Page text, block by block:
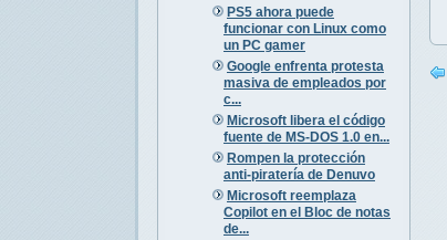
PS5 ahora puede
funcionar con Linux como
un PC gamer
Google enfrenta protesta
masiva de empleados por
c...
Microsoft libera el código
fuente de MS-DOS 1.0 en...
Rompen la protección
anti-piratería de Denuvo
Microsoft reemplaza
Copilot en el Bloc de notas
de...